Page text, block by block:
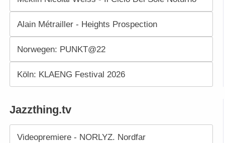
Alain Métrailler - Heights Prospection
Norwegen: PUNKT@22
Köln: KLAENG Festival 2026
Jazzthing.tv
Videopremiere - NORLYZ. Nordfar